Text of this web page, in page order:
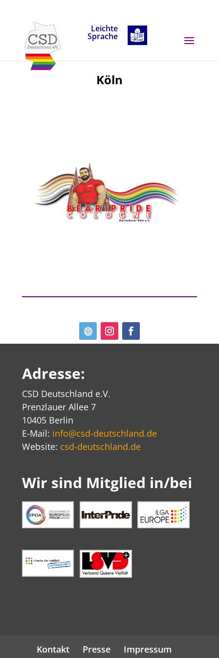
Leichte
Sprache
Köln
Adresse:
CSD Deutschland e.V.
Prenzlauer Allee 7
10405 Berlin
E-Mail: info@csd-deutschland.de
Website: csd-deutschland.de
Wir sind Mitglied in/bei
Kontakt Presse
Impressum